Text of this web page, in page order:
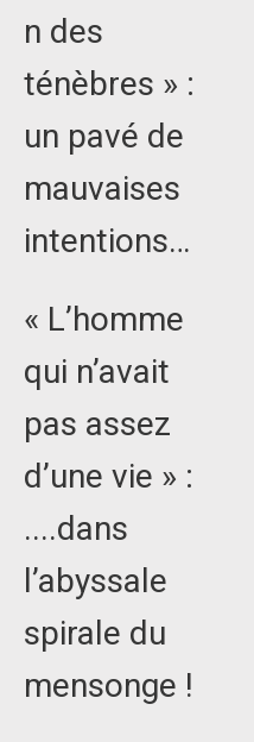
n des
ténèbres » :
un pavé de
mauvaises
intentions…
« L’homme
qui n’avait
pas assez
d’une vie » :
....dans
l’abyssale
spirale du
mensonge !